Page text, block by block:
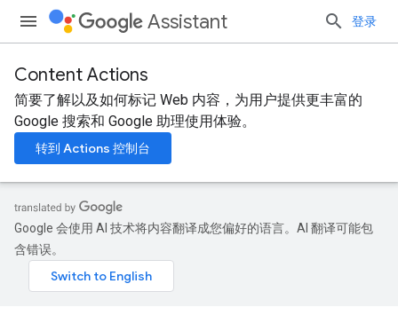
Assistant 登录
Content Actions
简要了解以及如何标记 Web 内容，为用户提供更丰富的
Google 搜索和 Google 助理使用体验。
转到 Actions 控制台
Google 会使用 AI 技术将内容翻译成您偏好的语言。AI 翻译可能包
含错误。